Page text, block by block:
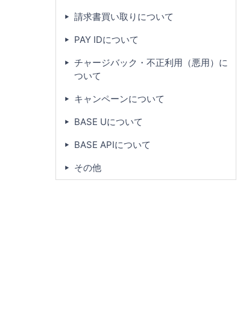
請求書買い取りについて
PAY IDについて
チャージバック・不正利用（悪用）に
ついて
キャンペーンについて
BASE Uについて
BASE APIについて
その他